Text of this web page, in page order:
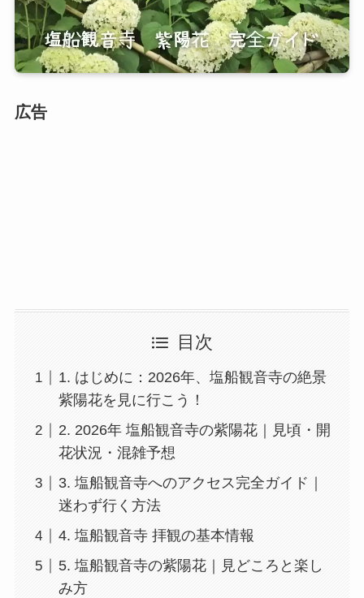
広告
目次
1. はじめに：2026年、塩船観音寺の絶景
紫陽花を見に行こう！
2. 2026年 塩船観音寺の紫陽花｜見頃・開
花状況・混雑予想
3. 塩船観音寺へのアクセス完全ガイド｜
迷わず行く方法
4. 塩船観音寺 拝観の基本情報
5. 塩船観音寺の紫陽花｜見どころと楽し
み方